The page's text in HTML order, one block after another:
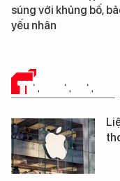
tàu sân bay USS
Washington vừa đến
TIN CÔNG NGHỆ